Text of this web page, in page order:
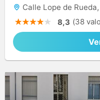
Calle Lope de
8,3 (38